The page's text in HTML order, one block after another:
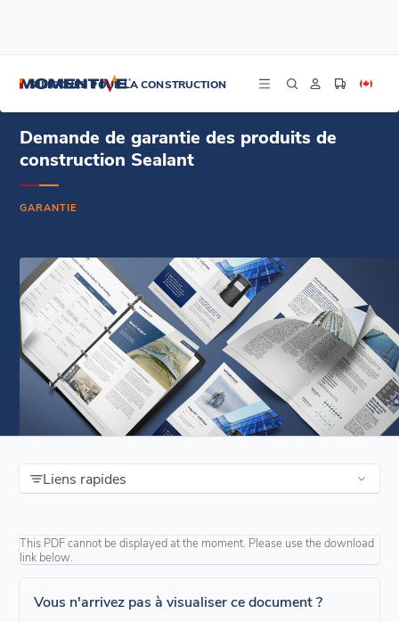
SILICONES POUR LA CONSTRUCTION
Demande de garantie des produits de construction Sealant - Portugais
Demande de garantie des produits de
construction Sealant
GARANTIE
Liens rapides
This PDF cannot be displayed at the moment. Please use the download
link below.
Vous n'arrivez pas à visualiser ce document ?